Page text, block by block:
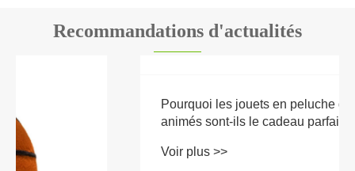
Recommandations d'actualités